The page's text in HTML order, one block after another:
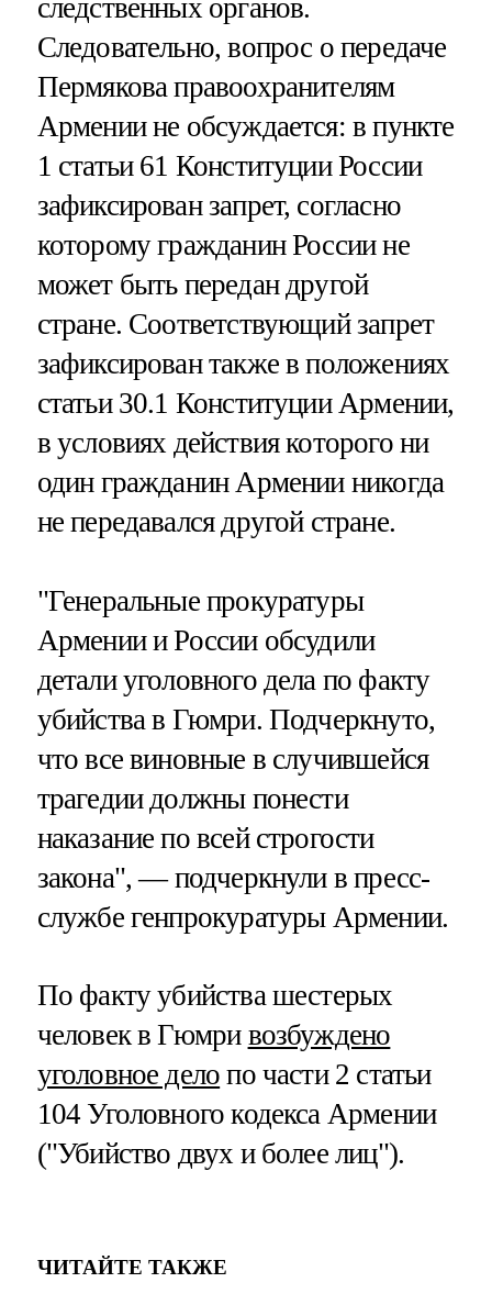
следственных органов.
Следовательно, вопрос о передаче
Пермякова правоохранителям
Армении не обсуждается: в пункте
1 статьи 61 Конституции России
зафиксирован запрет, согласно
которому гражданин России не
может быть передан другой
стране. Соответствующий запрет
зафиксирован также в положениях
статьи 30.1 Конституции Армении,
в условиях действия которого ни
один гражданин Армении никогда
не передавался другой стране.
"Генеральные прокуратуры
Армении и России обсудили
детали уголовного дела по факту
убийства в Гюмри. Подчеркнуто,
что все виновные в случившейся
трагедии должны понести
наказание по всей строгости
закона", — подчеркнули в пресс-
службе генпрокуратуры Армении.
По факту убийства шестерых
человек в Гюмри возбуждено
уголовное дело по части 2 статьи
104 Уголовного кодекса Армении
("Убийство двух и более лиц").
ЧИТАЙТЕ ТАКЖЕ